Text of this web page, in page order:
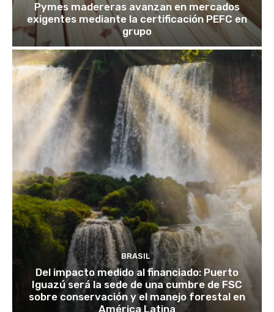
Pymes madereras avanzan en mercados
exigentes mediante la certificación PEFC en
grupo
BRASIL
Del impacto medido al financiado: Puerto
Iguazú será la sede de una cumbre de FSC
sobre conservación y el manejo forestal en
América Latina